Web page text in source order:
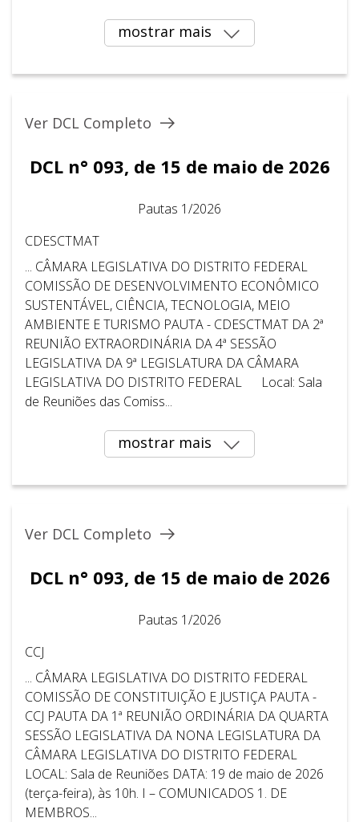
mostrar mais
Ver DCL Completo
DCL n° 093, de 15 de maio de 2026
Pautas 1/2026
CDESCTMAT
... CÂMARA LEGISLATIVA DO DISTRITO FEDERAL ​ ​
COMISSÃO DE DESENVOLVIMENTO ECONÔMICO
SUSTENTÁVEL, CIÊNCIA, TECNOLOGIA, MEIO
AMBIENTE E TURISMO PAUTA - CDESCTMAT DA 2ª
REUNIÃO EXTRAORDINÁRIA DA 4ª SESSÃO
LEGISLATIVA DA 9ª LEGISLATURA DA CÂMARA
LEGISLATIVA DO DISTRITO FEDERAL Local: Sala
de Reuniões das Comiss...
mostrar mais
Ver DCL Completo
DCL n° 093, de 15 de maio de 2026
Pautas 1/2026
CCJ
... CÂMARA LEGISLATIVA DO DISTRITO FEDERAL ​ ​
COMISSÃO DE CONSTITUIÇÃO E JUSTIÇA PAUTA -
CCJ PAUTA DA 1ª REUNIÃO ORDINÁRIA DA QUARTA
SESSÃO LEGISLATIVA DA NONA LEGISLATURA DA
CÂMARA LEGISLATIVA DO DISTRITO FEDERAL
LOCAL: Sala de Reuniões DATA: 19 de maio de 2026
(terça-feira), às 10h. I – COMUNICADOS 1. DE
MEMBROS...